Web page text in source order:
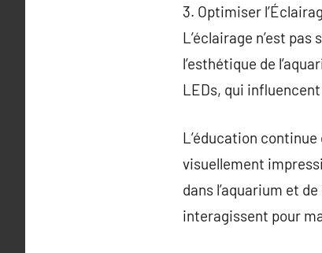
3. Optimiser
L’éclairage n’est
l’esthétique de
LEDs, qui
L’éducation
visuellement
dans l’aquarium et
interagissent pour